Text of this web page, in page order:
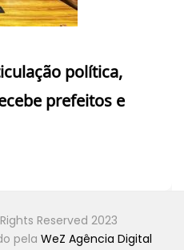
política,
prefeitos e
Reserved 2023
pela WeZ Agência Digital